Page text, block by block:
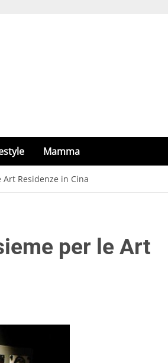
Mamma
Residenze in Cina
per le Art